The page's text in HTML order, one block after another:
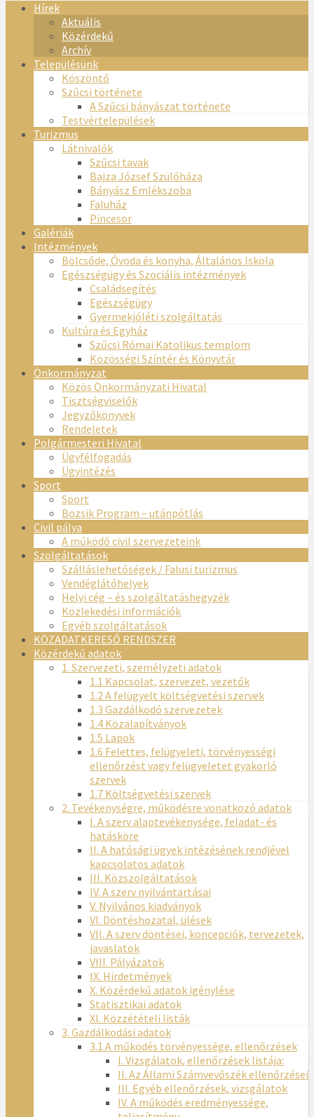
Hírek
Aktuális
Közérdekű
Archív
Településünk
Köszöntő
Szűcsi története
A Szűcsi bányászat története
Testvértelepülések
Turizmus
Látnivalók
Szűcsi tavak
Bajza József Szülőháza
Bányász Emlékszoba
Faluház
Pincesor
Galériák
Intézmények
Bölcsőde, Óvoda és konyha, Általános Iskola
Egészségügy és Szociális intézmények
Családsegítés
Egészségügy
Gyermekjóléti szolgáltatás
Kultúra és Egyház
Szűcsi Római Katolikus templom
Közösségi Színtér és Könyvtár
Önkormányzat
Közös Önkormányzati Hivatal
Tisztségviselők
Jegyzőkönyvek
Rendeletek
Polgármesteri Hivatal
Ügyfélfogadás
Ügyintézés
Sport
Sport
Bozsik Program – utánpótlás
Civil pálya
A működő civil szervezeteink
Szolgáltatások
Szálláslehetőségek / Falusi turizmus
Vendéglátóhelyek
Helyi cég – és szolgáltatáshegyzék
Közlekedési információk
Egyéb szolgáltatások
KÖZADATKERESŐ RENDSZER
Közérdekű adatok
1. Szervezeti, személyzeti adatok
1.1 Kapcsolat, szervezet, vezetők
1.2 A felügyelt költségvetési szervek
1.3 Gazdálkodó szervezetek
1.4 Közalapítványok
1.5 Lapok
1.6 Felettes, felügyeleti, törvényességi
ellenőrzést vagy felügyeletet gyakorló
szervek
1.7 Költségvetési szervek
2. Tevékenységre, működésre vonatkozó adatok
I. A szerv alaptevékenysége, feladat- és
hatásköre
II. A hatósági ügyek intézésének rendjével
kapcsolatos adatok
III. Közszolgáltatások
IV. A szerv nyilvántartásai
V. Nyilvános kiadványok
VI. Döntéshozatal, ülések
VII. A szerv döntései, koncepciók, tervezetek,
javaslatok
VIII. Pályázatok
IX. Hirdetmények
X. Közérdekű adatok igénylése
Statisztikai adatok
XI. Közzétételi listák
3. Gazdálkodási adatok
3.1 A működés törvényessége, ellenőrzések
I. Vizsgálatok, ellenőrzések listája:
II. Az Állami Számvevőszék ellenőrzései
III. Egyéb ellenőrzések, vizsgálatok
IV. A működés eredményessége,